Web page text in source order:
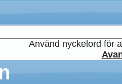
Använd nyckelord för